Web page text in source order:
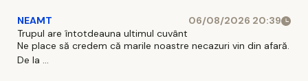
NEAMT
06/08/2026 20:39
Trupul are întotdeauna ultimul cuvânt
Ne place să credem că marile noastre necazuri vin din afară.
De la ...